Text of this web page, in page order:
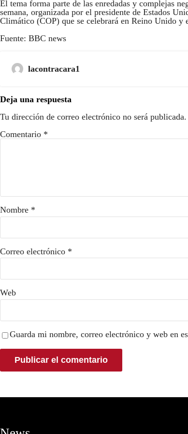
El tema forma parte de las enredadas y complejas
semana, organizada por el presidente de Estados
Climático (COP) que se celebrará en Reino Unido y
Fuente: BBC news
lacontracara1
Deja una respuesta
Tu dirección de correo electrónico no será publicada.
Comentario *
Nombre *
Correo electrónico *
Web
Guarda mi nombre, correo electrónico y web en